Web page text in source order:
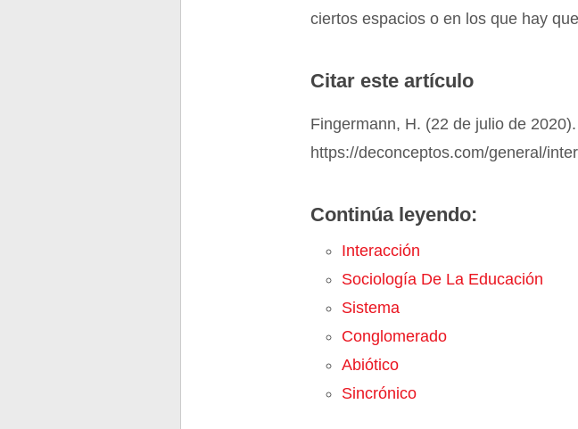
ciertos espacios o en los que hay
Citar este artículo
Fingermann, H. (22 de julio de 2020).
https://deconceptos.com/general/
Continúa leyendo:
Interacción
Sociología De La Educación
Sistema
Conglomerado
Abiótico
Sincrónico